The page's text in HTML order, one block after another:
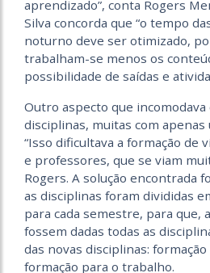
aprendizado”, conta Rogers
Silva concorda que “o tempo
noturno deve ser otimizado,
trabalham-se menos os
possibilidade de saídas e
Outro aspecto que incomodava
disciplinas, muitas com apenas
“Isso dificultava a formação de
e professores, que se viam
Rogers. A solução encontrada
as disciplinas foram divididas
para cada semestre, para que,
fossem dadas todas as
das novas disciplinas:
formação para o trabalho.